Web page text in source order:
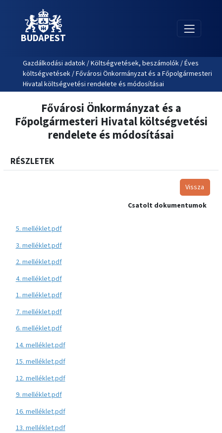
BUDAPEST
Gazdálkodási adatok / Költségvetések, beszámolók / Éves
költségvetések / Fővárosi Önkormányzat és a Főpolgármesteri
Hivatal költségvetési rendelete és módosításai
Fővárosi Önkormányzat és a
Főpolgármesteri Hivatal költségvetési
rendelete és módosításai
RÉSZLETEK
Vissza
Csatolt dokumentumok
5. melléklet.pdf
3. melléklet.pdf
2. melléklet.pdf
4. melléklet.pdf
1. melléklet.pdf
7. melléklet.pdf
6. melléklet.pdf
14. melléklet.pdf
15. melléklet.pdf
12. melléklet.pdf
9. melléklet.pdf
16. melléklet.pdf
13. melléklet.pdf